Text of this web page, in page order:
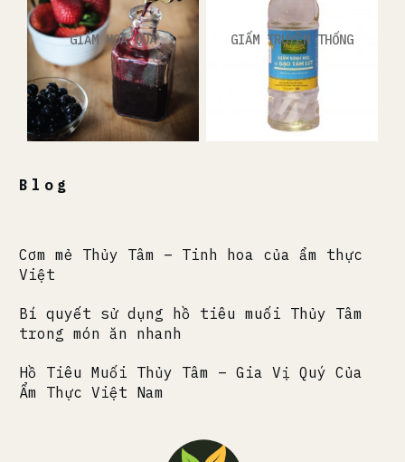
GIẤM HOA QUẢ GIẤM TRUYỀN THỐNG
Blog
Cơm mẻ Thủy Tâm – Tinh hoa của ẩm thực
Việt
Bí quyết sử dụng hồ tiêu muối Thủy Tâm
trong món ăn nhanh
Hồ Tiêu Muối Thủy Tâm – Gia Vị Quý Của
Ẩm Thực Việt Nam